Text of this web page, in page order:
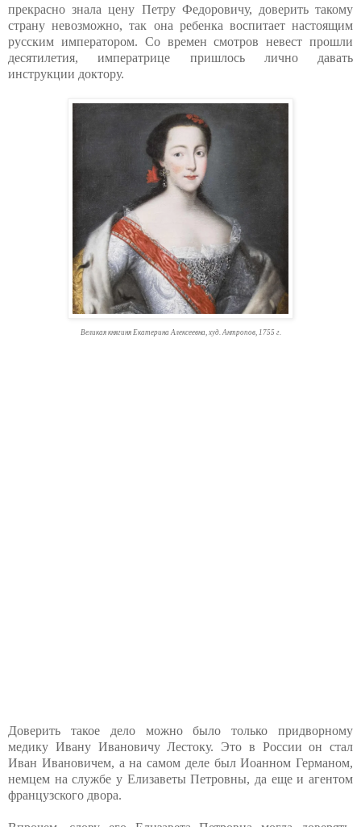
прекрасно знала цену Петру Федоровичу, доверить такому
страну невозможно, так она ребенка воспитает настоящим
русским императором. Со времен смотров невест прошли
десятилетия, императрице пришлось лично давать
инструкции доктору.
Великая княгиня Екатерина Алексеевна, худ. Антропов, 1755 г.
Доверить такое дело можно было только придворному
медику Ивану Ивановичу Лестоку. Это в России он стал
Иван Ивановичем, а на самом деле был Иоанном Германом,
немцем на службе у Елизаветы Петровны, да еще и агентом
французского двора.